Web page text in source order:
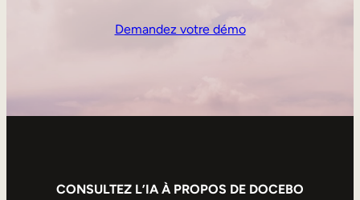
Demandez votre démo
CONSULTEZ L’IA À PROPOS DE DOCEBO